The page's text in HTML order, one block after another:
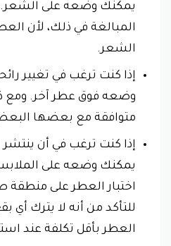
يمكنك وضعه على الشعر.
المبالغة في ذلك، لأن
الشعر.
إذا كنت ترغب في تغيير
وضعه فوق عطر آخر. ومع
متوافقة مع بعضها
إذا كنت ترغب في أن
يمكنك وضعه على
اختبار العطر على منطقة
للتأكد من أنه لا يترك أي
العطر بأقل تكلفة عند